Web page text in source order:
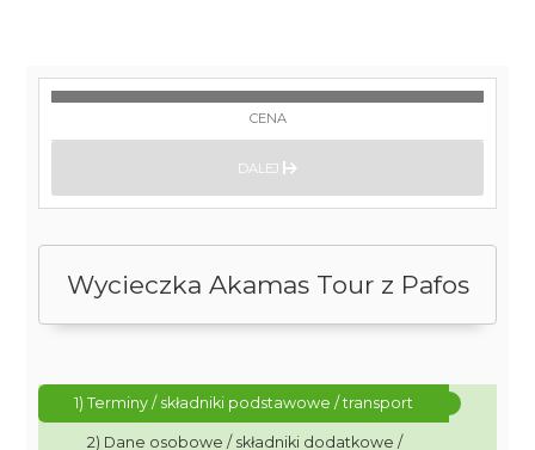
Wycieczka Akamas Tour z Pafos
1) Terminy / składniki podstawowe / transport
2) Dane osobowe / składniki dodatkowe /
CENA
DALEJ